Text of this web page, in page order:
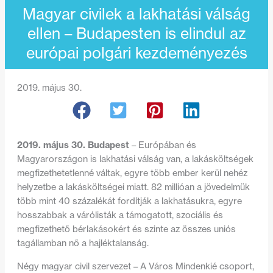
Magyar civilek a lakhatási válság
ellen – Budapesten is elindul az
európai polgári kezdeményezés
2019. május 30.
2019. május 30. Budapest– Európában és
Magyarországon is lakhatási válság van, a lakásköltségek
megfizethetetlenné váltak, egyre több ember kerül nehéz
helyzetbe a lakásköltségei miatt. 82 millióan a jövedelmük
több mint 40 százalékát fordítják a lakhatásukra, egyre
hosszabbak a várólisták a támogatott, szociális és
megfizethető bérlakásokért és szinte az összes uniós
tagállamban nő a hajléktalanság.
Négy magyar civil szervezet – A Város Mindenkié csoport,